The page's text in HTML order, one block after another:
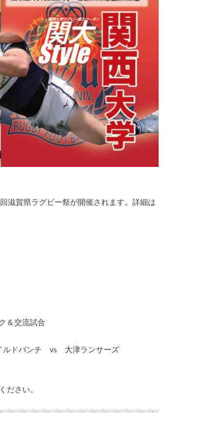
滋賀県ラグビー祭が開催されます。詳細は
＆交流試合
ルドバンチ vs 大津ランサーズ
ださい。